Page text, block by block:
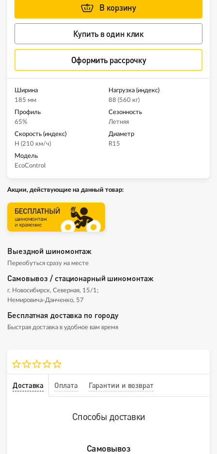
В корзину
Купить в один клик
Оформить рассрочку
Ширина
185 мм
Нагрузка (индекс)
88 (560 кг)
Профиль
65%
Сезонность
Летняя
Скорость (индекс)
H (210 км/ч)
Диаметр
R15
Модель
EcoControl
Акции, действующие на данный товар:
Выездной шиномонтаж
Переобуться сразу на месте
Самовывоз / стационарный шиномонтаж
г. Новосибирск, Северная, 15/1;
Немировича-Данченко, 57
Бесплатная доставка по городу
Быстрая доставка в удобное вам время
Доставка Оплата Гарантии и возврат
Способы доставки
Самовывоз